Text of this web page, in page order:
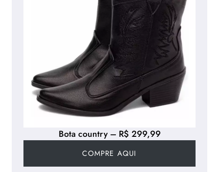
Bota country – R$ 299,99
COMPRE AQUI